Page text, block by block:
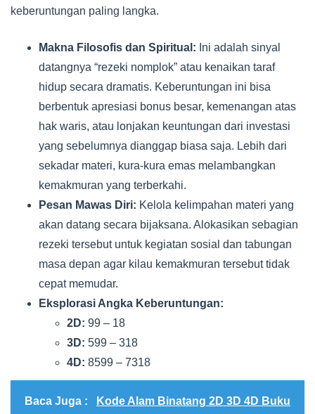
keberuntungan paling langka.
Makna Filosofis dan Spiritual: Ini adalah sinyal
datangnya “rezeki nomplok” atau kenaikan taraf
hidup secara dramatis. Keberuntungan ini bisa
berbentuk apresiasi bonus besar, kemenangan atas
hak waris, atau lonjakan keuntungan dari investasi
yang sebelumnya dianggap biasa saja. Lebih dari
sekadar materi, kura-kura emas melambangkan
kemakmuran yang terberkahi.
Pesan Mawas Diri: Kelola kelimpahan materi yang
akan datang secara bijaksana. Alokasikan sebagian
rezeki tersebut untuk kegiatan sosial dan tabungan
masa depan agar kilau kemakmuran tersebut tidak
cepat memudar.
Eksplorasi Angka Keberuntungan:
2D: 99 – 18
3D: 599 – 318
4D: 8599 – 7318
Baca Juga :
Kode Alam Binatang 2D 3D 4D Buku